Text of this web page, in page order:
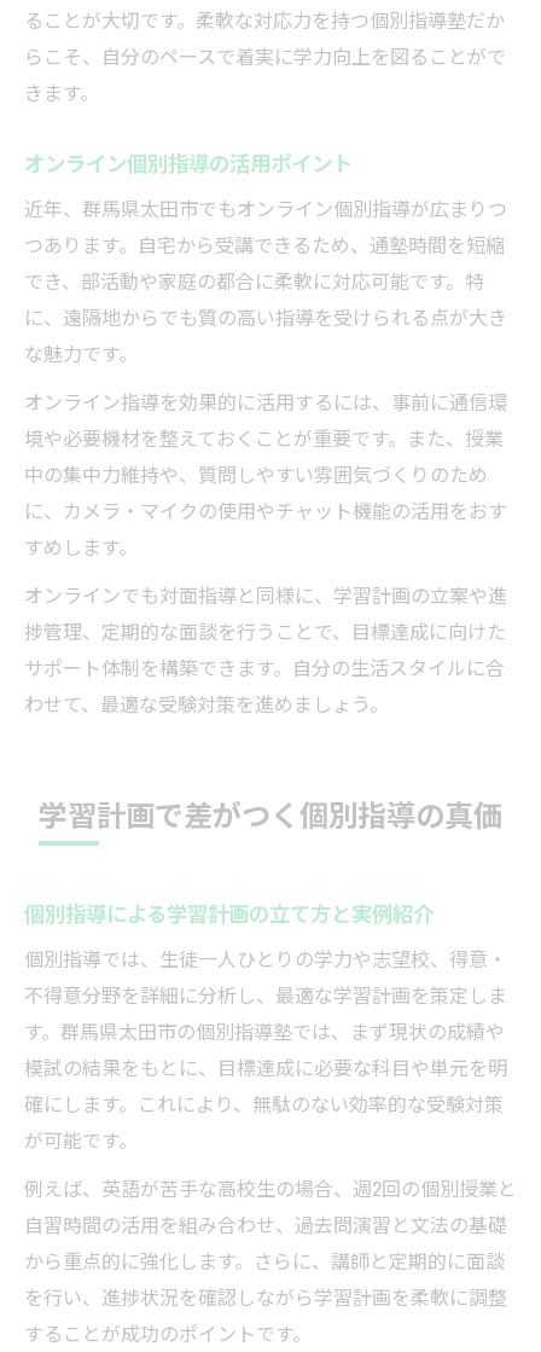
ることが大切です。柔軟な対応力を持つ個別指導塾だか
らこそ、自分のペースで着実に学力向上を図ることがで
きます。
オンライン個別指導の活用ポイント
近年、群馬県太田市でもオンライン個別指導が広まりつ
つあります。自宅から受講できるため、通塾時間を短縮
でき、部活動や家庭の都合に柔軟に対応可能です。特
に、遠隔地からでも質の高い指導を受けられる点が大き
な魅力です。
オンライン指導を効果的に活用するには、事前に通信環
境や必要機材を整えておくことが重要です。また、授業
中の集中力維持や、質問しやすい雰囲気づくりのため
に、カメラ・マイクの使用やチャット機能の活用をおす
すめします。
オンラインでも対面指導と同様に、学習計画の立案や進
捗管理、定期的な面談を行うことで、目標達成に向けた
サポート体制を構築できます。自分の生活スタイルに合
わせて、最適な受験対策を進めましょう。
学習計画で差がつく個別指導の真価
個別指導による学習計画の立て方と実例紹介
個別指導では、生徒一人ひとりの学力や志望校、得意・
不得意分野を詳細に分析し、最適な学習計画を策定しま
す。群馬県太田市の個別指導塾では、まず現状の成績や
模試の結果をもとに、目標達成に必要な科目や単元を明
確にします。これにより、無駄のない効率的な受験対策
が可能です。
例えば、英語が苦手な高校生の場合、週2回の個別授業と
自習時間の活用を組み合わせ、過去問演習と文法の基礎
から重点的に強化します。さらに、講師と定期的に面談
を行い、進捗状況を確認しながら学習計画を柔軟に調整
することが成功のポイントです。